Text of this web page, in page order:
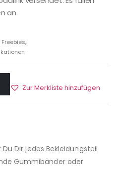
an.
,
Zur Merkliste hinzufügen
Dir jedes Bekleidungsteil
Gummibänder oder